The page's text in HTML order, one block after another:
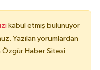
kabul etmiş bulunuyor
Yazılan yorumlardan
Özgür Haber Sitesi